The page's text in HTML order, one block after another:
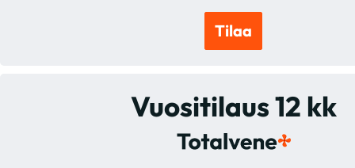
Tilaa
Vuositilaus 12 kk